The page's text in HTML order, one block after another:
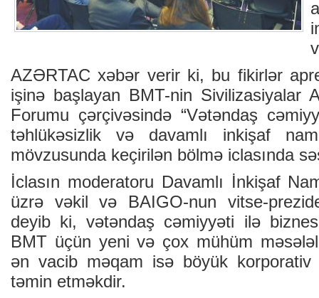
AZƏRTAC xəbər verir ki, bu fikirlər
işinə başlayan BMT-nin Sivilizasiyalar
Forumu çərçivəsində “Vətəndaş
təhlükəsizlik və davamlı inkişaf
mövzusunda keçirilən bölmə iclasında
İclasın moderatoru Davamlı İnkişaf
üzrə vəkil və BAIGO-nun vitse-
deyib ki, vətəndaş cəmiyyəti ilə biznes
BMT üçün yeni və çox mühüm
ən vacib məqam isə böyük korporativ
təmin etməkdir.